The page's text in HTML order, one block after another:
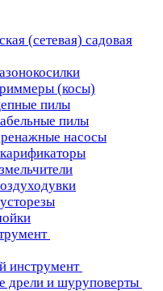
(сетевая) садовая
(косы)
пилы
пилы
насосы
инструмент
дрели и шуруповерты